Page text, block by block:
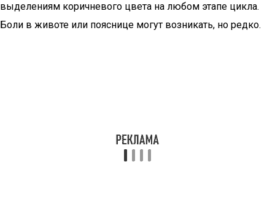
выделениям коричневого цвета на любом этапе цикла.
Боли в животе или пояснице могут возникать, но редко.